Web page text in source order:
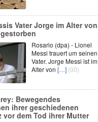
Vater Jorge im Alter von
Rosario (dpa) - Lionel
Messi trauert um seinen
Vater. Jorge Messi ist im
Alter von […] (00)
Bewegendes
ihrer geschiedenen
vor dem Tod ihrer Mutter